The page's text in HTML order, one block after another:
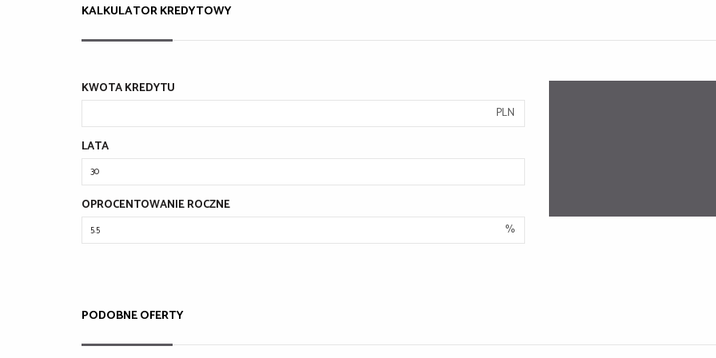
KALKULATOR KREDYTOWY
KWOTA KREDYTU
PLN
LATA
OPROCENTOWANIE ROCZNE
%
PODOBNE OFERTY